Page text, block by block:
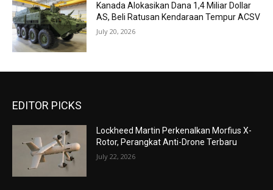
Kanada Alokasikan Dana 1,4 Miliar Dollar
AS, Beli Ratusan Kendaraan Tempur ACSV
July 20, 2026
EDITOR PICKS
Lockheed Martin Perkenalkan Morfius X-
Rotor, Perangkat Anti-Drone Terbaru
July 22, 2026